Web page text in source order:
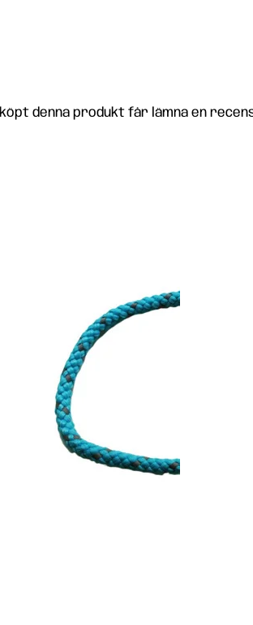
denna produkt får lämna en